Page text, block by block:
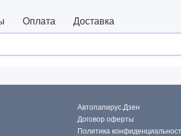
Оплата Доставка
Автопапирус.Дзен
Договор оферты
Политика